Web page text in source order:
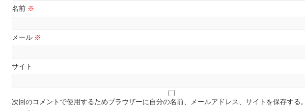
名前 ※
メール ※
サイト
次回のコメントで使用するためブラウザーに自分の名前、メールアドレス、サイトを保存する。